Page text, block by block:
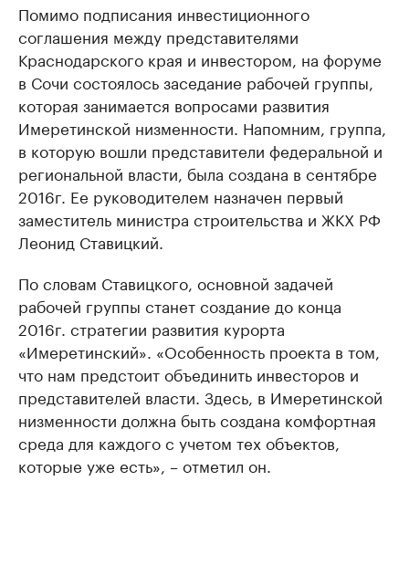
Помимо подписания инвестиционного
соглашения между представителями
Краснодарского края и инвестором, на форуме
в Сочи состоялось заседание рабочей группы,
которая занимается вопросами развития
Имеретинской низменности. Напомним, группа,
в которую вошли представители федеральной и
региональной власти, была создана в сентябре
2016г. Ее руководителем назначен первый
заместитель министра строительства и ЖКХ РФ
Леонид Ставицкий.
По словам Ставицкого, основной задачей
рабочей группы станет создание до конца
2016г. стратегии развития курорта
«Имеретинский». «Особенность проекта в том,
что нам предстоит объединить инвесторов и
представителей власти. Здесь, в Имеретинской
низменности должна быть создана комфортная
среда для каждого с учетом тех объектов,
которые уже есть», – отметил он.